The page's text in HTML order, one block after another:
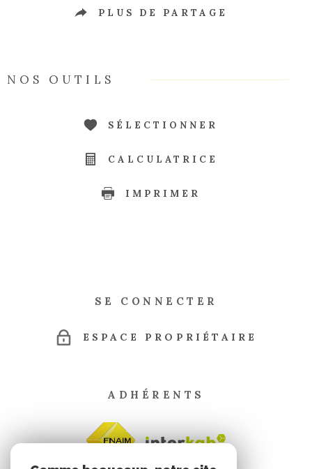
PLUS DE PARTAGE
NOS OUTILS
SÉLECTIONNER
CALCULATRICE
IMPRIMER
SE CONNECTER
ESPACE PROPRIÉTAIRE
ADHÉRENTS